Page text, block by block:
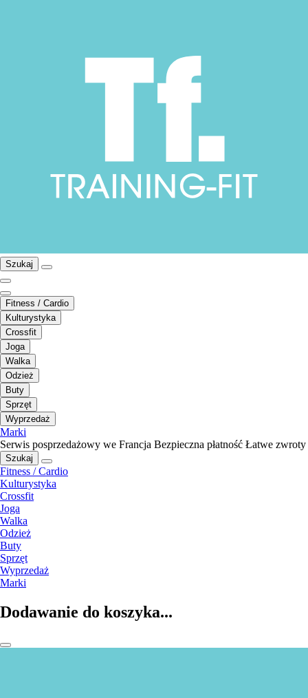
Szukaj
Fitness / Cardio
Kulturystyka
Crossfit
Joga
Walka
Odzież
Buty
Sprzęt
Wyprzedaż
Marki
Serwis posprzedażowy we Francja Bezpieczna płatność Łatwe zwroty
Szukaj
Fitness / Cardio
Kulturystyka
Crossfit
Joga
Walka
Odzież
Buty
Sprzęt
Wyprzedaż
Marki
Dodawanie do koszyka...